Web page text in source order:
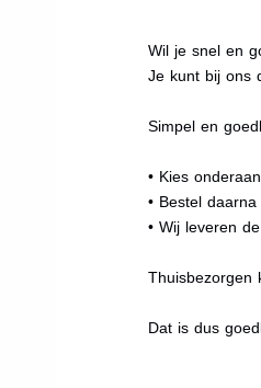
Wil je snel en
Je kunt bij ons
Simpel en
• Kies
• Bestel
• Wij leveren
Thuisbezorgen
Dat is dus